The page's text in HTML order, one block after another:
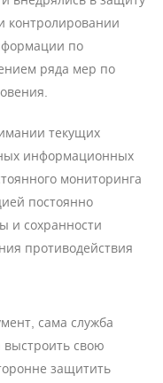
контролировании
по
ряда мер по
текущих
информационных
мониторинга
постоянно
и сохранности
противодействия
сама служба
выстроить свою
защитить